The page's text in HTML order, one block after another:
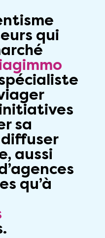
qui
sa
aussi
qu’à